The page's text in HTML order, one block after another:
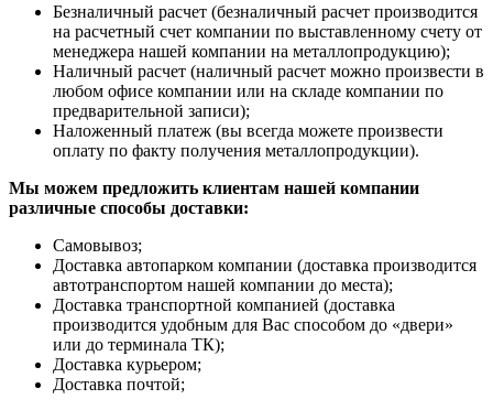
Безналичный расчет (безналичный расчет производится
на расчетный счет компании по выставленному счету от
менеджера нашей компании на металлопродукцию);
Наличный расчет (наличный расчет можно произвести в
любом офисе компании или на складе компании по
предварительной записи);
Наложенный платеж (вы всегда можете произвести
оплату по факту получения металлопродукции).
Мы можем предложить клиентам нашей компании
различные способы доставки:
Самовывоз;
Доставка автопарком компании (доставка производится
автотранспортом нашей компании до места);
Доставка транспортной компанией (доставка
производится удобным для Вас способом до «двери»
или до терминала ТК);
Доставка курьером;
Доставка почтой;